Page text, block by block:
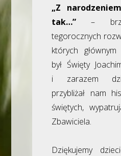
„Z
tak…”–
tegorocznych
których
był Święty
i zarazem
przybliżał nam
świętych,
Zbawiciela.
Dziękujemy